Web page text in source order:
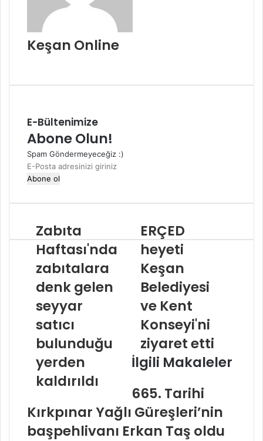
Keşan Online
E-Bültenimize
Abone Olun!
Spam Göndermeyeceğiz :)
E-
Posta
giriniz
Zabıta
Haftası'nda
zabıtalara
denk gelen
seyyar
satıcı
bulunduğu
yerden
kaldırıldı
ERÇED
heyeti
Keşan
Belediyesi
ve Kent
Konseyi'ni
ziyaret etti
İlgili Makaleler
665. Tarihi
Kırkpınar Yağlı Güreşleri’nin
başpehlivanı Erkan Taş oldu